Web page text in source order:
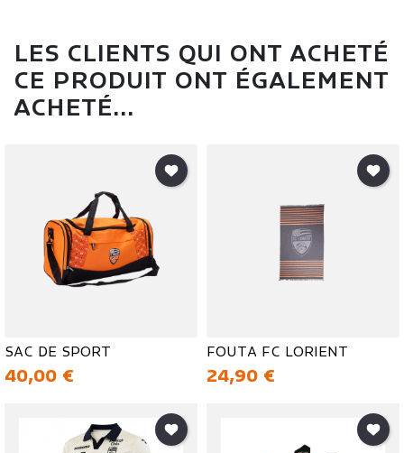
LES CLIENTS QUI ONT ACHETÉ
CE PRODUIT ONT ÉGALEMENT
ACHETÉ...
SAC DE SPORT
Prix
40,00 €
FOUTA FC LORIENT
Prix
24,90 €